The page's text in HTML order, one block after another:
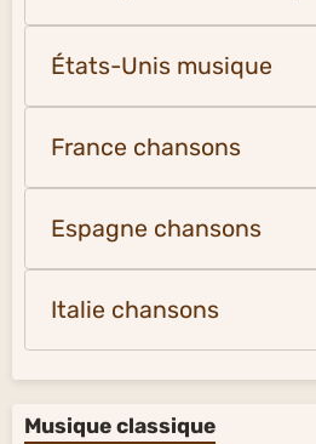
États-Unis musique
France chansons
Espagne chansons
Italie chansons
Musique classique